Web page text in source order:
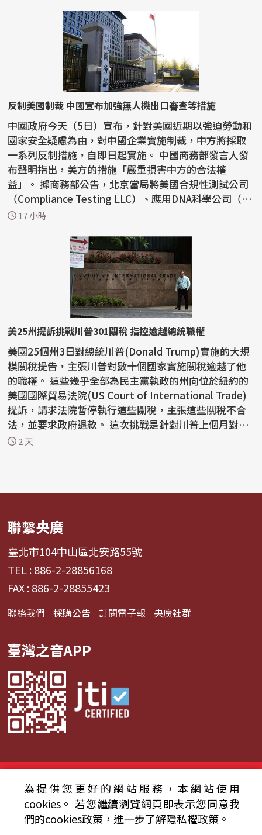
反制美國制裁 中國宣布加強無人機出口審查等措施
中國政府今天（5日）宣布，針對美國近期以強迫勞動和
國家安全疑慮為由，對中國企業實施制裁，中方將採取
一系列反制措施，自即日起實施。 中國商務部發言人發
布聲明指出，美方的措施「嚴重損害中方的合法權
益」。 據商務部公告，北京當局將美國合規性測試公司
（Compliance Testing LLC）、應用DNA科學公司（Ap
plied...
17 小時
美25州提訴挑戰川普301關稅 指控逾越總統職權
美國25個州3日對總統川普(Donald Trump)實施的大規
模關稅提告，主張川普對數十個國家實施關稅逾越了他
的職權。 這些幾乎全部為民主黨執政的州向位於紐約的
美國國際貿易法院(US Court of International Trade)
提訴，請求法院暫停執行這些關稅，主張這些關稅不合
法，並要求政府退款。 這次挑戰是針對川普上個月對60
個...2 天
聯繫央廣
臺北市104中山區北安路55號
TEL : 886-2-28856168
FAX : 886-2-28855423
聯絡我們 採購公告 訂閱電子報 央廣社群
臺灣之音APP
© 2024財團法人中央廣播電臺 版權所有
資通安全政策聲明
服務條款 隱私權條款
為提供您更好的網站服務，本網站使用
cookies。 若您繼續瀏覽網頁即表示您同意我
們的cookies政策，進一步了解隱私權政策。